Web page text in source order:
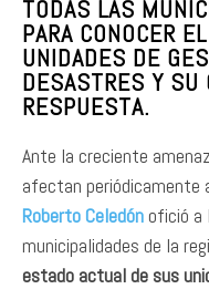
TODAS LAS
PARA CONOCER
UNIDADES DE
DESASTRES Y SU
RESPUESTA.
Ante la creciente
afectan periódicamente
Roberto Celedónofició a
municipalidades de la
estado actual de sus